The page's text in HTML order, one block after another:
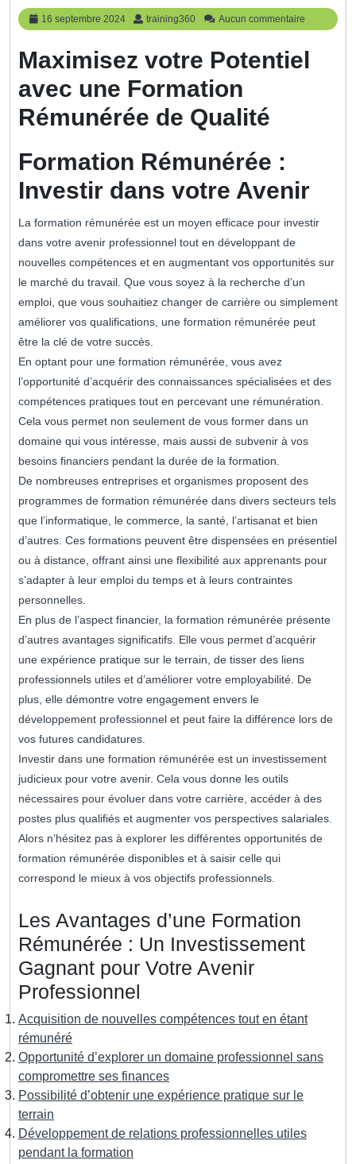
16 septembre 2024
16
septembre
training360 training360
Aucun commentaire
Maximisez votre Potentiel
avec une Formation
Rémunérée de Qualité
Formation Rémunérée :
Investir dans votre Avenir
La formation rémunérée est un moyen efficace pour investir
dans votre avenir professionnel tout en développant de
nouvelles compétences et en augmentant vos opportunités sur
le marché du travail. Que vous soyez à la recherche d’un
emploi, que vous souhaitiez changer de carrière ou simplement
améliorer vos qualifications, une formation rémunérée peut
être la clé de votre succès.
En optant pour une formation rémunérée, vous avez
l’opportunité d’acquérir des connaissances spécialisées et des
compétences pratiques tout en percevant une rémunération.
Cela vous permet non seulement de vous former dans un
domaine qui vous intéresse, mais aussi de subvenir à vos
besoins financiers pendant la durée de la formation.
De nombreuses entreprises et organismes proposent des
programmes de formation rémunérée dans divers secteurs tels
que l’informatique, le commerce, la santé, l’artisanat et bien
d’autres. Ces formations peuvent être dispensées en présentiel
ou à distance, offrant ainsi une flexibilité aux apprenants pour
s’adapter à leur emploi du temps et à leurs contraintes
personnelles.
En plus de l’aspect financier, la formation rémunérée présente
d’autres avantages significatifs. Elle vous permet d’acquérir
une expérience pratique sur le terrain, de tisser des liens
professionnels utiles et d’améliorer votre employabilité. De
plus, elle démontre votre engagement envers le
développement professionnel et peut faire la différence lors de
vos futures candidatures.
Investir dans une formation rémunérée est un investissement
judicieux pour votre avenir. Cela vous donne les outils
nécessaires pour évoluer dans votre carrière, accéder à des
postes plus qualifiés et augmenter vos perspectives salariales.
Alors n’hésitez pas à explorer les différentes opportunités de
formation rémunérée disponibles et à saisir celle qui
correspond le mieux à vos objectifs professionnels.
Les Avantages d’une Formation
Rémunérée : Un Investissement
Gagnant pour Votre Avenir
Professionnel
Acquisition de nouvelles compétences tout en étant
rémunéré
Opportunité d’explorer un domaine professionnel sans
compromettre ses finances
Possibilité d’obtenir une expérience pratique sur le
terrain
Développement de relations professionnelles utiles
pendant la formation